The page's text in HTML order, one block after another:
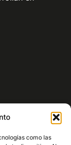
como las